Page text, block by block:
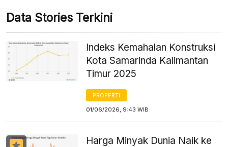
Data Stories Terkini
Indeks Kemahalan Konstruksi
Kota Samarinda Kalimantan
Timur 2025
PROPERTI
01/06/2026, 9:43 WIB
Harga Minyak Dunia Naik ke